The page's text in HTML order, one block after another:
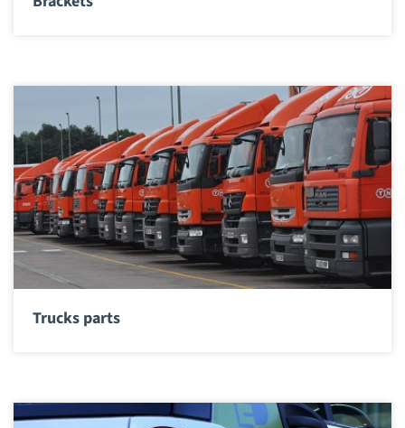
Trucks parts